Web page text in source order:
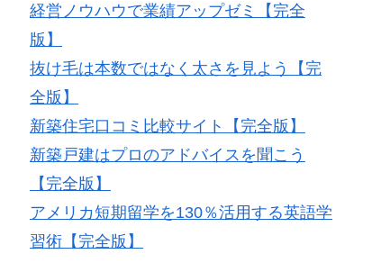
経営ノウハウで業績アップゼミ【完全
版】
抜け毛は本数ではなく太さを見よう【完
全版】
新築住宅口コミ比較サイト【完全版】
新築戸建はプロのアドバイスを聞こう
【完全版】
アメリカ短期留学を130％活用する英語学
習術【完全版】